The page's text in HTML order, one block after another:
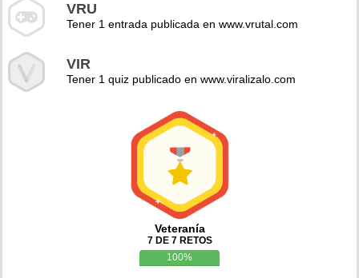
VRU
Tener 1 entrada publicada en www.vrutal.com
VIR
Tener 1 quiz publicado en www.viralizalo.com
Veteranía
7 DE 7 RETOS
100%